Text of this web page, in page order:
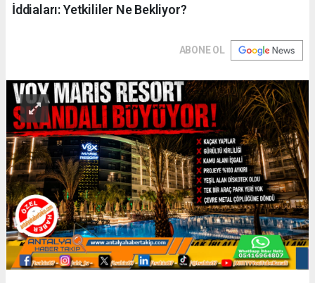
İddiaları: Yetkililer Ne Bekliyor?
ABONE OL